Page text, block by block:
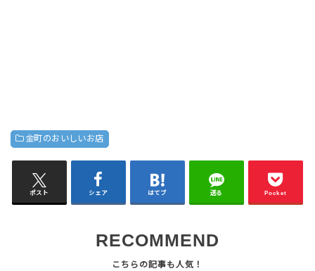
金町のおいしいお店
ポスト シェア はてブ 送る Pocket
RECOMMEND